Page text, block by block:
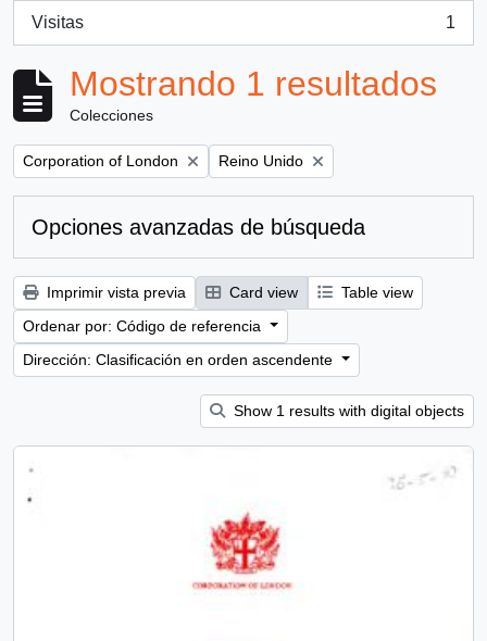
Visitas
, 1 resultados
1
Mostrando 1 resultados
Colecciones
Remove filter:
Corporation of London Remove filter:
Reino Unido
Opciones avanzadas de búsqueda
Imprimir vista previa Card view
Table view
Ordenar por: Código de referencia
Dirección: Clasificación en orden ascendente
Show 1 results with digital objects